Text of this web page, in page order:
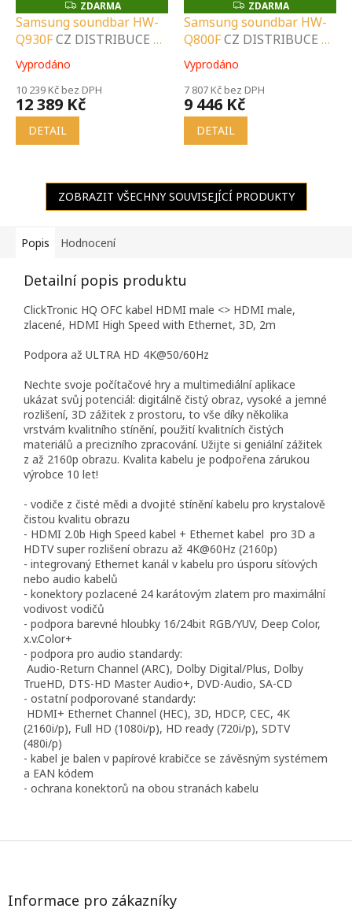
Z
D
A
R
ZDARMA
Samsung soundbar HW-
Q930FCZ DISTRIBUCE A
LOKÁLNÍ SERVIS |
SPECIALIZOVANÝ
PRODEJCE |
PORADENSTVÍ |
INSTALAČNÍ &
MONTÁŽNÍ SLUŽBY
Průměrné
produktu
je
5,0
Vyprodáno
10 239 Kč bez DPH
12 389 Kč
DETAIL
Z
D
A
R
ZDARMA
Samsung soundbar HW-
Q800FCZ DISTRIBUCE A
LOKÁLNÍ SERVIS |
SPECIALIZOVANÝ
PRODEJCE |
PORADENSTVÍ |
INSTALAČNÍ &
MONTÁŽNÍ SLUŽBY
Průměrné
produktu
je
5,0
Vyprodáno
7 807 Kč bez DPH
9 446 Kč
DETAIL
ZOBRAZIT VŠECHNY SOUVISEJÍCÍ PRODUKTY
Popis Hodnocení
Detailní popis produktu
ClickTronic HQ OFC kabel HDMI male <> HDMI male,
zlacené, HDMI High Speed with Ethernet, 3D, 2m
Podpora až ULTRA HD 4K@50/60Hz
Nechte svoje počítačové hry a multimediální aplikace
ukázat svůj potenciál: digitálně čistý obraz, vysoké a jemné
rozlišení, 3D zážitek z prostoru, to vše díky několika
vrstvám kvalitního stínění, použití kvalitních čistých
materiálů a precizního zpracování. Užijte si geniální zážitek
z až 2160p obrazu. Kvalita kabelu je podpořena zárukou
výrobce 10 let!
- vodiče z čisté mědi a dvojité stínění kabelu pro krystalově
čistou kvalitu obrazu
- HDMI 2.0b High Speed kabel + Ethernet kabel pro 3D a
HDTV super rozlišení obrazu až 4K@60Hz (2160p)
- integrovaný Ethernet kanál v kabelu pro úsporu síťových
nebo audio kabelů
- konektory pozlacené 24 karátovým zlatem pro maximální
vodivost vodičů
- podpora barevné hloubky 16/24bit RGB/YUV, Deep Color,
x.v.Color+
- podpora pro audio standardy:
Audio-Return Channel (ARC), Dolby Digital/Plus, Dolby
TrueHD, DTS-HD Master Audio+, DVD-Audio, SA-CD
- ostatní podporované standardy:
HDMI+ Ethernet Channel (HEC), 3D, HDCP, CEC, 4K
(2160i/p), Full HD (1080i/p), HD ready (720i/p), SDTV
(480i/p)
- kabel je balen v papírové krabičce se závěsným systémem
a EAN kódem
- ochrana konektorů na obou stranách kabelu
Z
Informace pro zákazníky